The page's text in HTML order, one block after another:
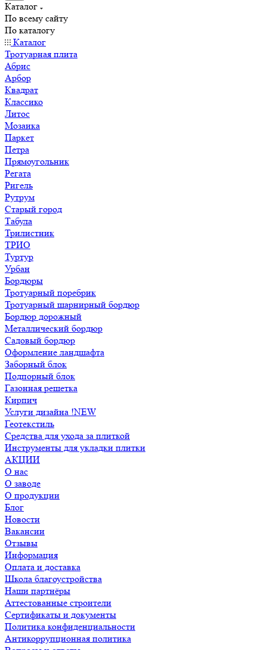
Каталог
По всему сайту
По каталогу
Каталог
Тротуарная плита
Абрис
Арбор
Квадрат
Классико
Литос
Мозаика
Паркет
Петра
Прямоугольник
Регата
Ригель
Рутрум
Старый город
Табула
Трилистник
ТРИО
Туртур
Урбан
Бордюры
Тротуарный поребрик
Тротуарный шарнирный бордюр
Бордюр дорожный
Металлический бордюр
Садовый бордюр
Оформление ландшафта
Заборный блок
Подпорный блок
Газонная решетка
Кирпич
Услуги дизайна !NEW
Геотекстиль
Средства для ухода за плиткой
Инструменты для укладки плитки
АКЦИИ
О нас
О заводе
О продукции
Блог
Новости
Вакансии
Отзывы
Информация
Оплата и доставка
Школа благоустройства
Наши партнёры
Аттестованные строители
Сертификаты и документы
Политика конфиденциальности
Антикоррупционная политика